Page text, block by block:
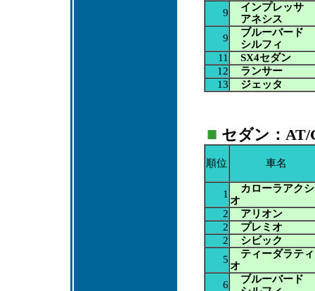
9
インプレッサ
アネシス
9
ブルーバード
シルフィ
11
SX4セダン
12
ランサー
13
ジェッタ
■ セダン：AT/
順位 車名
1
カローラアクシ
オ
2
アリオン
2
プレミオ
2
シビック
5
ティーダラティ
オ
6
ブルーバード